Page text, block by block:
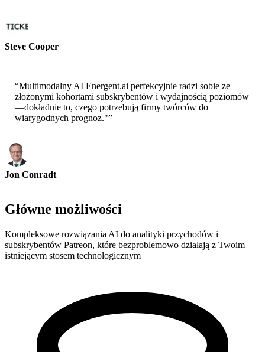
Steve Cooper
“Multimodalny AI Energent.ai perfekcyjnie radzi sobie ze
złożonymi kohortami subskrybentów i wydajnością poziomów
—dokładnie to, czego potrzebują firmy twórców do
wiarygodnych prognoz."”
Jon Conradt
Główne możliwości
Kompleksowe rozwiązania AI do analityki przychodów i
subskrybentów Patreon, które bezproblemowo działają z Twoim
istniejącym stosem technologicznym